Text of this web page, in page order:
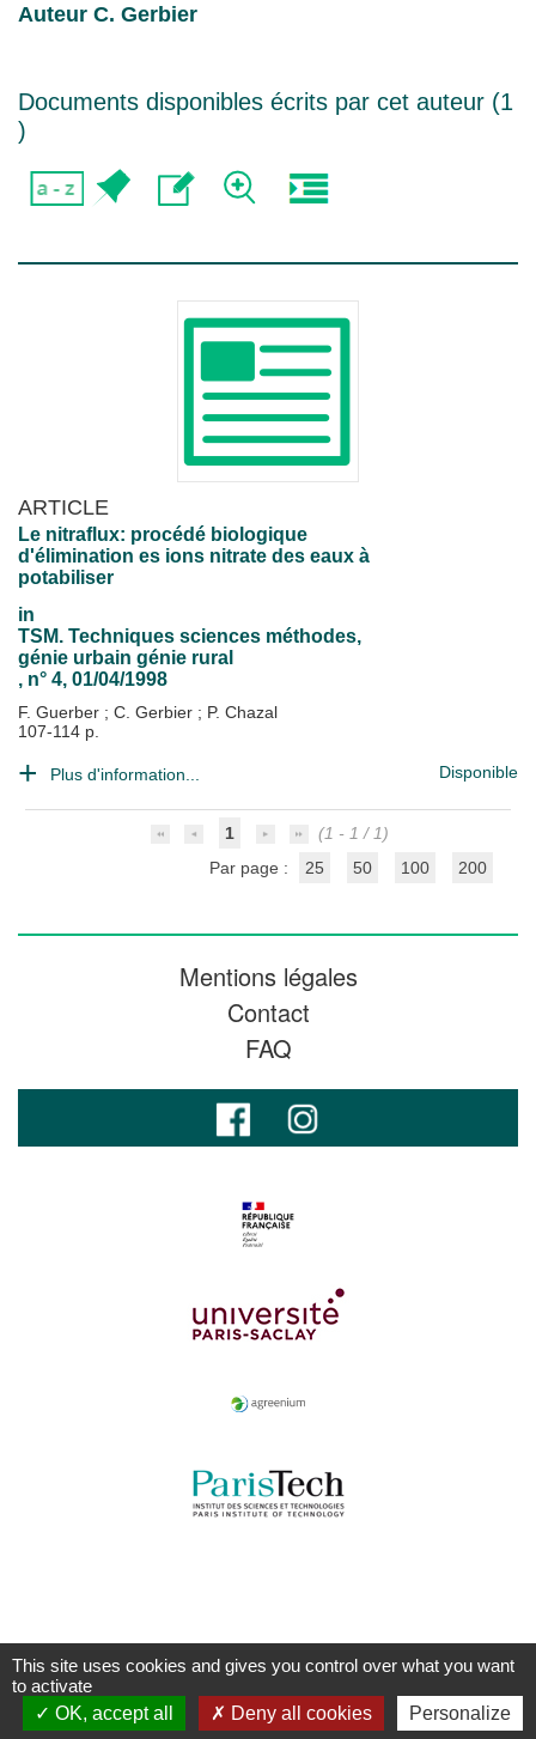
Auteur C. Gerbier
Documents disponibles écrits par cet auteur (1
)
ARTICLE
Le nitraflux: procédé biologique
d'élimination es ions nitrate des eaux à
potabiliser
in
TSM. Techniques sciences méthodes,
génie urbain génie rural
, n° 4, 01/04/1998
F. Guerber ; C. Gerbier ; P. Chazal
107-114 p.
Plus d'information... Disponible
1
(1 - 1 / 1)
Par page :
25 50 100 200
Mentions légales
Contact
FAQ
This site uses cookies and gives you control over what you want
to activate
OK, accept all
Deny all cookies Personalize